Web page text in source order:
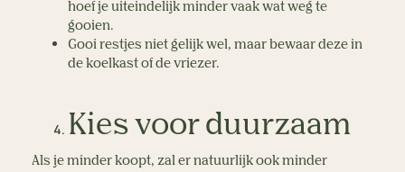
hoef je uiteindelijk minder vaak wat weg te
gooien.
Gooi restjes niet gelijk wel, maar bewaar deze in
de koelkast of de vriezer.
Kies voor duurzaam
Als je minder koopt, zal er natuurlijk ook minder